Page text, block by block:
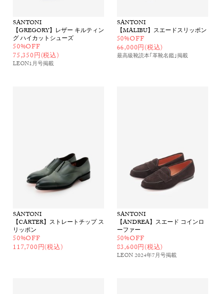
SANTONI
【GREGORY】レザー キルティン
グ ハイカットシューズ
50%OFF
75,350円(税込)
LEON1月号掲載
SANTONI
【MALIBU】スエードスリッポン
50%OFF
66,000円(税込)
最高級靴読本｢革靴名鑑｣掲載
SANTONI
【CARTER】ストレートチップ ス
リッポン
50%OFF
117,700円(税込)
SANTONI
【ANDREA】スエード コインロ
ーファー
50%OFF
83,600円(税込)
LEON 2024年7月号掲載